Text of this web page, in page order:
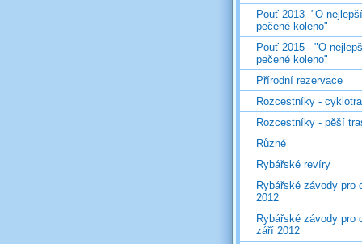
Pouť 2013 -"O nejlepší
pečené koleno"
Pouť 2015 - "O
pečené koleno"
Přírodní rezervace
Rozcestníky -
Rozcestníky - pěší
Různé
Rybářské revíry
Rybářské závody pro
2012
Rybářské závody pro
září 2012